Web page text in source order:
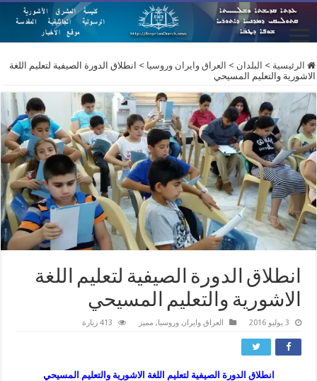
الرئيسية > البلدان > العراق وايران وروسيا > انطلاق الدورة الصيفية لتعليم اللغة
الاشورية والتعليم المسيحي
انطلاق الدورة الصيفية لتعليم اللغة
الاشورية والتعليم المسيحي
3 يوليو 2016 العراق وايران وروسيا, مميز 413 زيارة
انطلاق الدورة الصيفية لتعليم اللغة الاشورية والتعليم المسيحي